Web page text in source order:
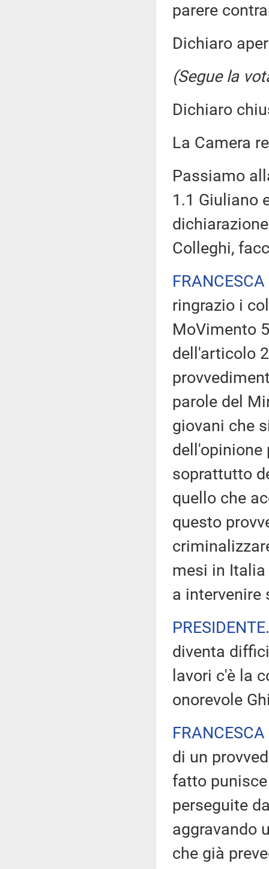
parere
Dichiaro
(Segue la
Dichiaro
La Camera
Passiamo
1.1 Giuliano
Colleghi,
ringrazio i
MoVimento
dell'articolo
parole del
giovani che
soprattutto
quello che
questo
mesi in
a
PRESIDENTE
diventa
lavori c'è la
onorevole
di un
fatto
perseguite
aggravando
che già